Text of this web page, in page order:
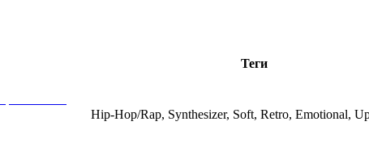
Теги
Hip-Hop/Rap, Synthesizer, Soft, Retro, Emotional,